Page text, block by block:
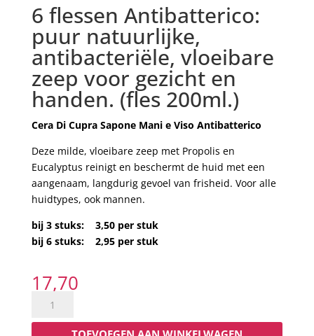
6 flessen Antibatterico:
puur natuurlijke,
antibacteriële, vloeibare
zeep voor gezicht en
handen. (fles 200ml.)
Cera Di Cupra Sapone Mani e Viso Antibatterico
Deze milde, vloeibare zeep met Propolis en
Eucalyptus reinigt en beschermt de huid met een
aangenaam, langdurig gevoel van frisheid. Voor alle
huidtypes, ook mannen.
bij 3 stuks: 3,50 per stuk
bij 6 stuks: 2,95 per stuk
17,70
Antibatterico: